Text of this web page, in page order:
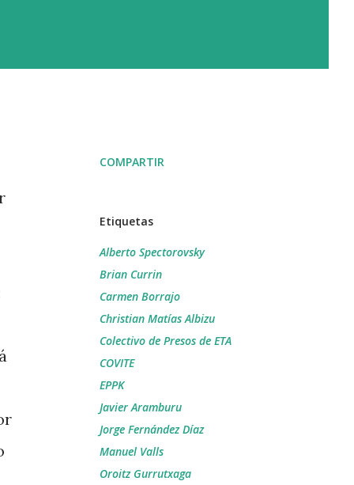
COMPARTIR
Etiquetas
Alberto Spectorovsky
Brian Currin
Carmen Borrajo
Christian Matías Albizu
Colectivo de Presos de ETA
COVITE
EPPK
Javier Aramburu
Jorge Fernández Díaz
Manuel Valls
Oroitz Gurrutxaga